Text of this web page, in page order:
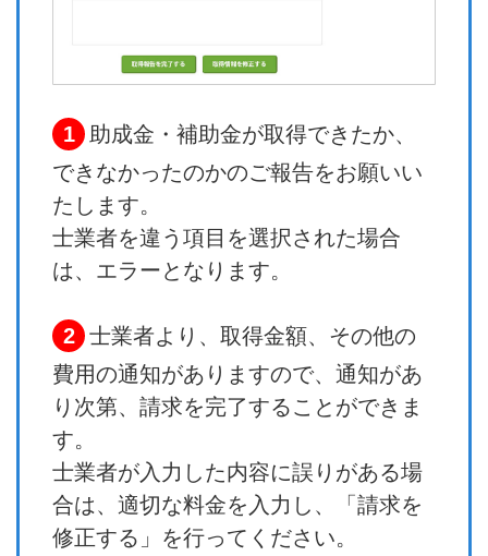
1
助成金・補助金が取得できたか、
できなかったのかのご報告をお願いい
たします。
士業者を違う項目を選択された場合
は、エラーとなります。
2
士業者より、取得金額、その他の
費用の通知がありますので、通知があ
り次第、請求を完了することができま
す。
士業者が入力した内容に誤りがある場
合は、適切な料金を入力し、「請求を
修正する」を行ってください。